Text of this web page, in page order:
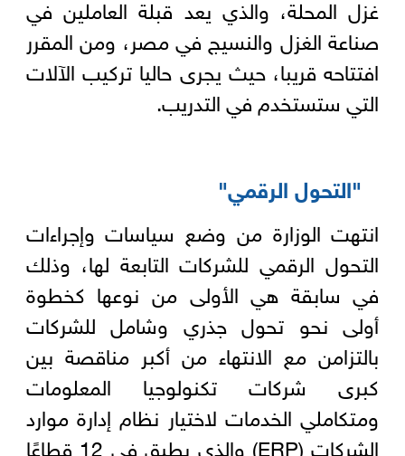
صناعة الغزل والنسيج في مصر، ومن المقرر
افتتاحه قريبا، حيث يجرى حاليا تركيب الآلات
التي ستستخدم في التدريب.
"التحول الرقمي"
انتهت الوزارة من وضع سياسات وإجراءات
التحول الرقمي للشركات التابعة لها، وذلك
في سابقة هي الأولى من نوعها كخطوة
أولى نحو تحول جذري وشامل للشركات
بالتزامن مع الانتهاء من أكبر مناقصة بين
كبرى شركات تكنولوجيا المعلومات
ومتكاملي الخدمات لاختيار نظام إدارة موارد
الشركات (ERP) والذي يطبق في 12 قطاعًا